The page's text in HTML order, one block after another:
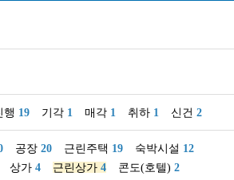
행 19 기각 1 매각 1 취하 1 신건 2
공장 20 근린주택 19 숙박시설 12
상가 4 근린상가 4 콘도(호텔) 2